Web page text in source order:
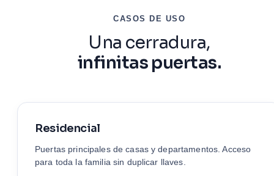
CASOS DE USO
Una cerradura,
infinitas puertas.
Residencial
Puertas principales de casas y departamentos. Acceso
para toda la familia sin duplicar llaves.